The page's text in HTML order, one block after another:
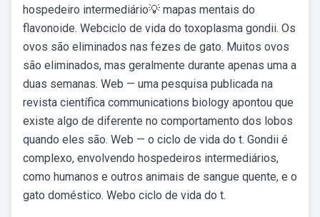
hospedeiro intermediário💡 mapas mentais do
flavonoide. Webciclo de vida do toxoplasma gondii. Os
ovos são eliminados nas fezes de gato. Muitos ovos
são eliminados, mas geralmente durante apenas uma a
duas semanas. Web — uma pesquisa publicada na
revista científica communications biology apontou que
existe algo de diferente no comportamento dos lobos
quando eles são. Web — o ciclo de vida do t. Gondii é
complexo, envolvendo hospedeiros intermediários,
como humanos e outros animais de sangue quente, e o
gato doméstico. Webo ciclo de vida do t.